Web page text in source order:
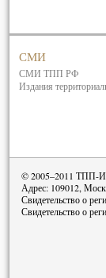
СМИ
СМИ ТПП РФ
Издания
© 2005–2011 ТПП-
Адрес: 109012,
Свидетельство о
Свидетельство о